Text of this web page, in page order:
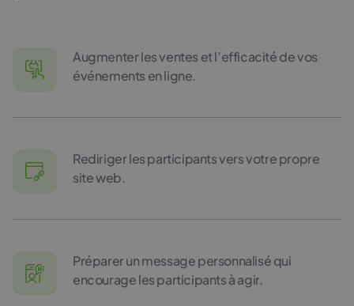
Augmenter les ventes et l’efficacité de vos
événements en ligne.
Rediriger les participants vers votre propre
site web.
Préparer un message personnalisé qui
encourage les participants à agir.